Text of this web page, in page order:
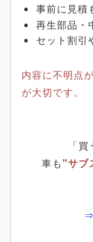
事前に見積
再生部品・
セット割引
内容に不明点
が大切です。
「
車も"サブ